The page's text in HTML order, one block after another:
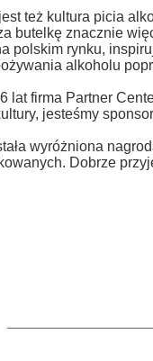
też kultura picia
butelkę znacznie
polskim rynku,
alkoholu
lat firma Partner
jesteśmy
wyróżniona
Dobrze